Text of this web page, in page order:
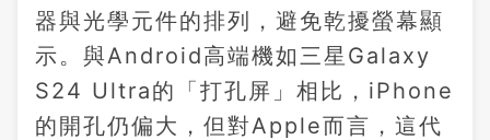
器與光學元件的排列，避免乾擾螢幕顯
示。與Android高端機如三星Galaxy
S24 Ultra的「打孔屏」相比，iPhone
的開孔仍偏大，但對Apple而言，這代